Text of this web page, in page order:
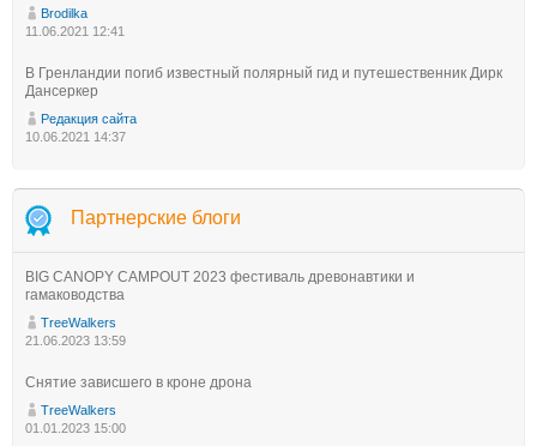
Brodilka
11.06.2021 12:41
В Гренландии погиб известный полярный гид и путешественник Дирк
Дансеркер
Редакция сайта
10.06.2021 14:37
Партнерские блоги
BIG CANOPY CAMPOUT 2023 фестиваль древонавтики и
гамаководства
TreeWalkers
21.06.2023 13:59
Снятие зависшего в кроне дрона
TreeWalkers
01.01.2023 15:00